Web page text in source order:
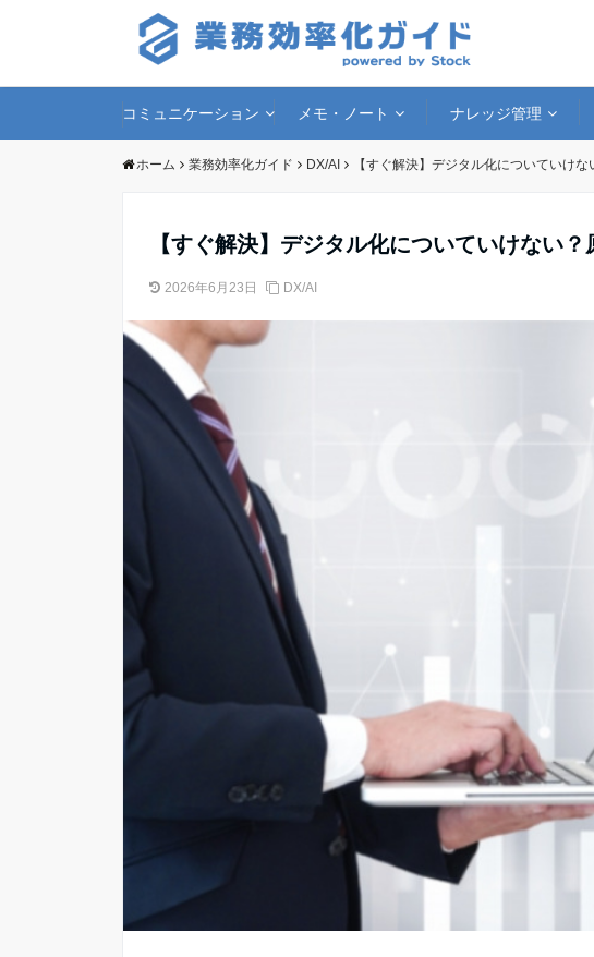
コミュニケーション メモ・ノート ナレッジ管理
ホーム 業務効率化ガイド DX/AI 【すぐ解決】デジタル化についていけ
【すぐ解決】デジタル化についていけない
2026年6月23日 DX/AI